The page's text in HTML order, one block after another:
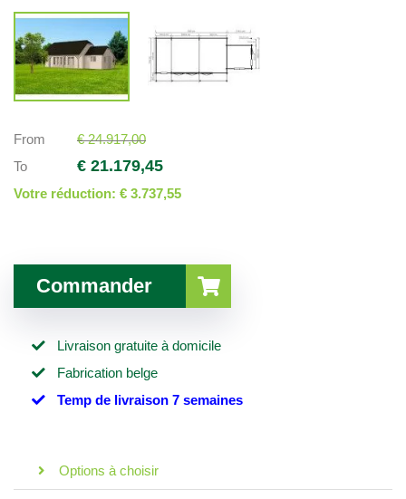
From
€ 24.917,00
To
€ 21.179,45
Votre réduction: € 3.737,55
Commander
Livraison gratuite à domicile
Fabrication belge
Temp de livraison 7 semaines
Options à choisir